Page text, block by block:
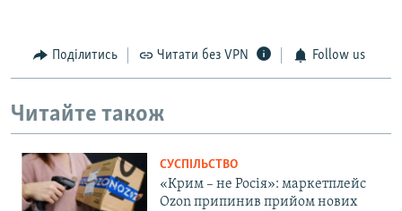
Поділитись Читати без VPN Follow us
Читайте також
СУСПІЛЬСТВО
«Крим – не Росія»: маркетплейс
Ozon припинив прийом нових